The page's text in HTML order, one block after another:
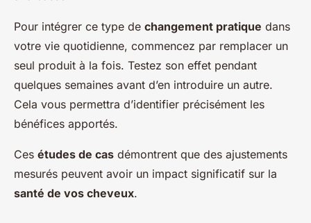
Pour intégrer ce type de changement pratique dans
votre vie quotidienne, commencez par remplacer un
seul produit à la fois. Testez son effet pendant
quelques semaines avant d’en introduire un autre.
Cela vous permettra d’identifier précisément les
bénéfices apportés.
Ces études de cas démontrent que des ajustements
mesurés peuvent avoir un impact significatif sur la
santé de vos cheveux.